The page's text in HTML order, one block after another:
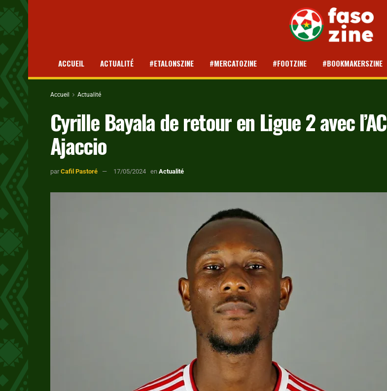
ACCUEIL ACTUALITÉ #ETALONSZINE #MERCATOZINE #FOOTZINE #BOOKMAKERSZINE
Accueil Actualité
Cyrille Bayala de retour en Ligue 2 avec l’AC
Ajaccio
par Cafil Pastoré 17/05/2024 en Actualité